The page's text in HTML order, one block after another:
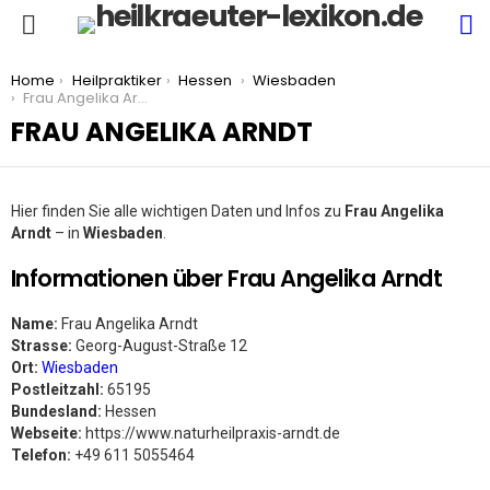
You are here:
Home Heilpraktiker Hessen
Wiesbaden
Frau Angelika Arndt
FRAU ANGELIKA ARNDT
Hier finden Sie alle wichtigen Daten und Infos zu Frau Angelika
Arndt – in Wiesbaden
Informationen über Frau Angelika Arndt
Name: Frau Angelika Arndt
Strasse: Georg-August-Straße 12
Ort: Wiesbaden
Postleitzahl: 65195
Bundesland: Hessen
Webseite: https://www.naturheilpraxis-arndt.de
Telefon: +49 611 5055464